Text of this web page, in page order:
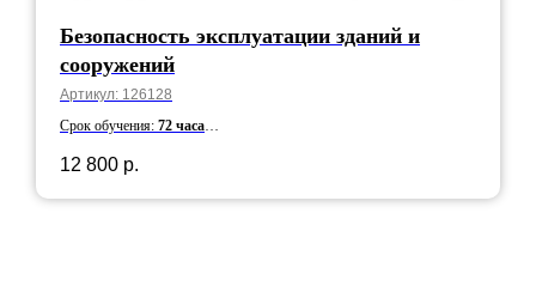
Безопасность эксплуатации зданий и
сооружений
Артикул: 126128
Срок обучения: 72 часа
12 800 р.